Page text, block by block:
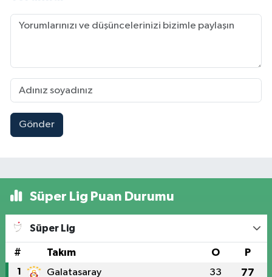
Gönder
Süper Lig Puan Durumu
Süper Lig
# Takım O P
1 Galatasaray 33 77